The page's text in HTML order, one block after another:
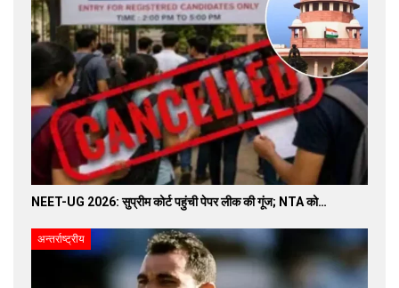
NEET-UG 2026: सुप्रीम कोर्ट पहुंची पेपर लीक की गूंज; NTA को…
अन्तर्राष्ट्रीय